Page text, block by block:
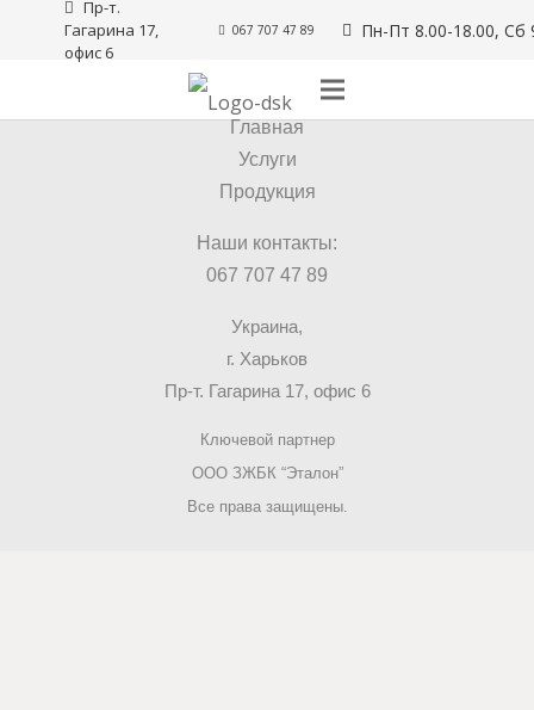
Пр-т.
Гагарина 17,
офис 6
067 707 47 89 Пн-Пт 8.00-18.00, Сб
© 2025 ДСК Груп
Главная
Услуги
Продукция
Наши контакты:
067 707 47 89
Украина,
г. Харьков
Пр-т. Гагарина 17, офис 6
Ключевой партнер
ООО ЗЖБК “Эталон”
Все права защищены.